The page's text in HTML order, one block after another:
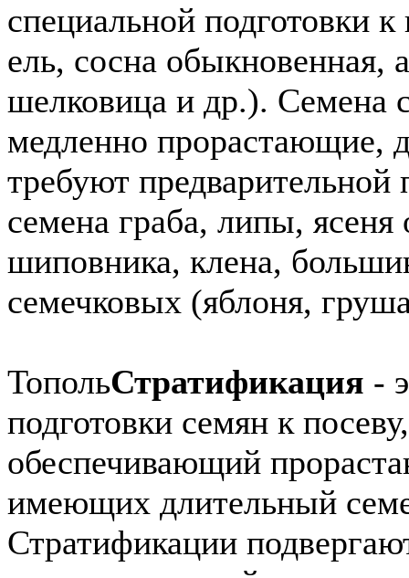
специальной подготовки
ель, сосна обыкновенная,
шелковица и др.). Семена
медленно прорастающие,
требуют предварительной
семена граба, липы, ясеня
шиповника, клена,
семечковых (яблоня,
ТопольСтратификация -
подготовки семян к посеву,
обеспечивающий
имеющих длительный
Стратификации